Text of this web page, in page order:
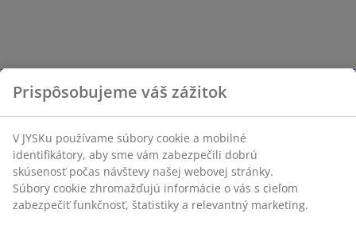
Prispôsobujeme váš zážitok
V JYSKu používame súbory cookie a mobilné
identifikátory, aby sme vám zabezpečili dobrú
skúsenosť počas návštevy našej webovej stránky.
Súbory cookie zhromažďujú informácie o vás s cieľom
zabezpečiť funkčnosť, štatistiky a relevantný marketing.